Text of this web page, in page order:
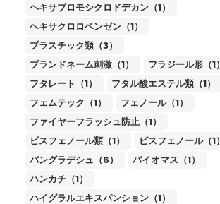
ヘキサブロモシクロドデカン（1）
ヘキサクロロベンゼン（1）
プラスチック類（3）
ブランドネーム刺激（1）
フラジール形（1）
フタレート（1）
フタル酸エステル類（1）
フェムテック（1）
フェノール（1）
ファイヤーフラッシュ防止（1）
ビスフェノール類（1）
ビスフェノール（1）
バングラデシュ（6）
バイオマス（1）
ハンカチ（1）
ハイグラルエキスパンション（1）